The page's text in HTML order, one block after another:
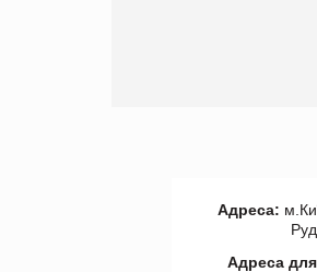
Адреса:
Адреса для